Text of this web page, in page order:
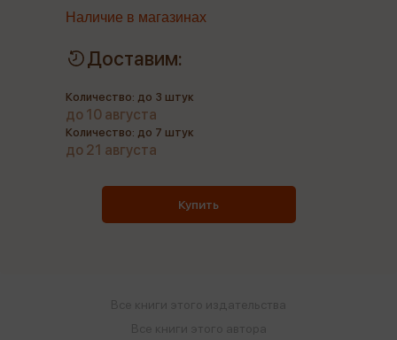
Наличие в магазинах
Доставим:
Количество: до 3 штук
до 10 августа
Количество: до 7 штук
до 21 августа
Купить